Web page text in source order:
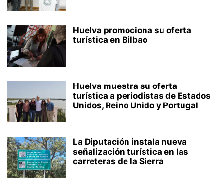
Huelva promociona su oferta
turística en Bilbao
Huelva muestra su oferta
turística a periodistas de Estados
Unidos, Reino Unido y Portugal
La Diputación instala nueva
señalización turística en las
carreteras de la Sierra